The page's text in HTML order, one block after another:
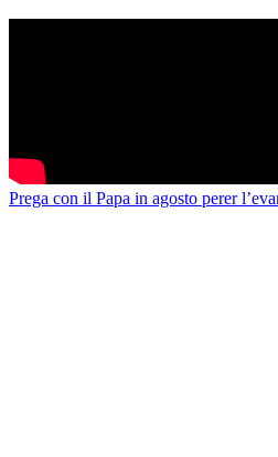
Prega con il Papa in agosto perer